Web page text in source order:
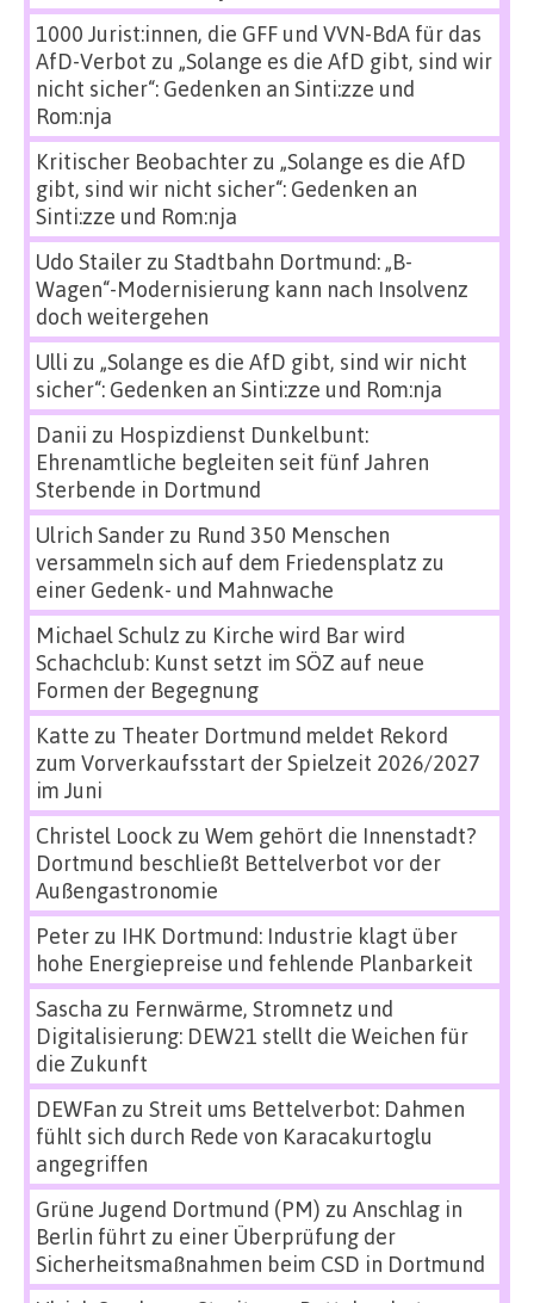
1000 Jurist:innen, die GFF und VVN-BdA für das
AfD-Verbot zu „Solange es die AfD gibt, sind wir
nicht sicher“: Gedenken an Sinti:zze und
Rom:nja
Kritischer Beobachterzu „Solange es die AfD
gibt, sind wir nicht sicher“: Gedenken an
Sinti:zze und Rom:nja
Udo Stailerzu Stadtbahn Dortmund: „B-
Wagen“-Modernisierung kann nach Insolvenz
doch weitergehen
Ulli zu „Solange es die AfD gibt, sind wir nicht
sicher“: Gedenken an Sinti:zze und Rom:nja
Danii zu Hospizdienst Dunkelbunt:
Ehrenamtliche begleiten seit fünf Jahren
Sterbende in Dortmund
Ulrich Sanderzu Rund 350 Menschen
versammeln sich auf dem Friedensplatz zu
einer Gedenk- und Mahnwache
Michael Schulz zu Kirche wird Bar wird
Schachclub: Kunst setzt im SÖZ auf neue
Formen der Begegnung
Katte zu Theater Dortmund meldet Rekord
zum Vorverkaufsstart der Spielzeit 2026/2027
im Juni
Christel Loock zu Wem gehört die Innenstadt?
Dortmund beschließt Bettelverbot vor der
Außengastronomie
Peterzu IHK Dortmund: Industrie klagt über
hohe Energiepreise und fehlende Planbarkeit
Sascha zu Fernwärme, Stromnetz und
Digitalisierung: DEW21 stellt die Weichen für
die Zukunft
DEWFan zu Streit ums Bettelverbot: Dahmen
fühlt sich durch Rede von Karacakurtoglu
angegriffen
Grüne Jugend Dortmund (PM) zu Anschlag in
Berlin führt zu einer Überprüfung der
Sicherheitsmaßnahmen beim CSD in Dortmund